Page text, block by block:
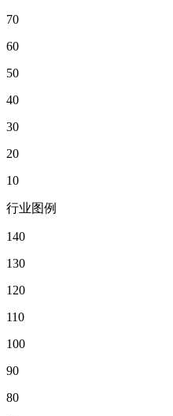
70
60
50
40
30
20
10
行业图例
140
130
120
110
100
90
80